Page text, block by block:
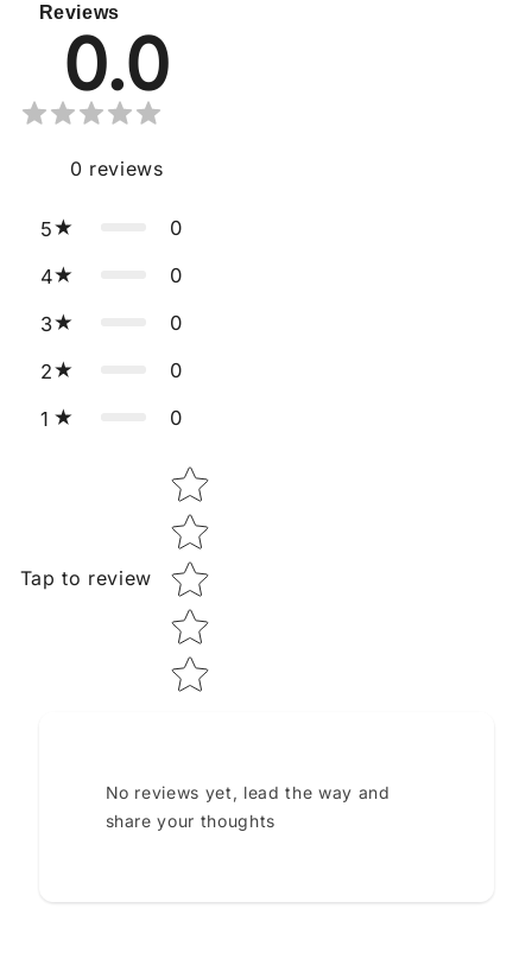
Reviews
0.0
0 reviews
5 0
4 0
3 0
2 0
1 0
Tap to review
Star rating
No reviews yet, lead the way and
share your thoughts